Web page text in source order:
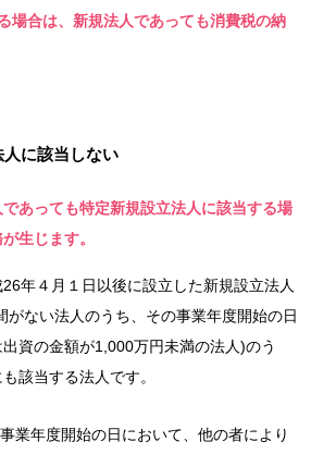
場合は、新規法人であっても消費税の納
人に該当しない
であっても特定新規設立法人に該当する場
生じます。
年４月１日以後に設立した新規設立法人
がない法人のうち、その事業年度開始の日
資の金額が1,000万円未満の法人)のう
該当する法人です。
業年度開始の日において、他の者により